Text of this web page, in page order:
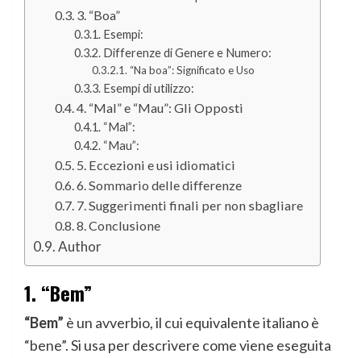
3. “Boa”
Esempi:
Differenze di Genere e Numero:
“Na boa”: Significato e Uso
Esempi di utilizzo:
4. “Mal” e “Mau”: Gli Opposti
“Mal”:
“Mau”:
5. Eccezioni e usi idiomatici
6. Sommario delle differenze
7. Suggerimenti finali per non sbagliare
8. Conclusione
Author
1. “Bem”
“Bem” è un avverbio, il cui equivalente italiano è
“bene”. Si usa per descrivere come viene eseguita